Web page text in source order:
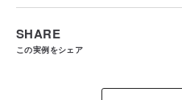
SHARE
この実例をシェア